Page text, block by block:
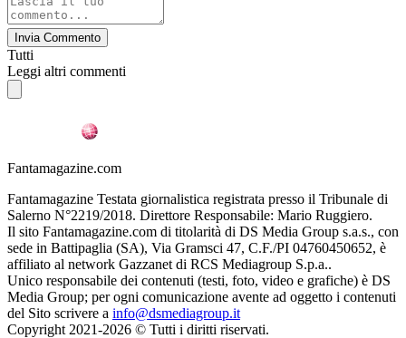
Invia Commento
Tutti
Leggi altri commenti
Fantamagazine.com
Fantamagazine Testata giornalistica registrata presso il Tribunale di
Salerno N°2219/2018. Direttore Responsabile: Mario Ruggiero.
Il sito Fantamagazine.com di titolarità di DS Media Group s.a.s., con
sede in Battipaglia (SA), Via Gramsci 47, C.F./PI 04760450652, è
affiliato al network Gazzanet di RCS Mediagroup S.p.a..
Unico responsabile dei contenuti (testi, foto, video e grafiche) è DS
Media Group; per ogni comunicazione avente ad oggetto i contenuti
del Sito scrivere a info@dsmediagroup.it
Copyright 2021-2026 © Tutti i diritti riservati.